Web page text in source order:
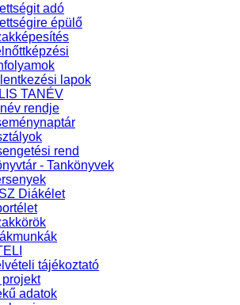
adó
épülő
lapok
TANÉV
rendje
rend
- Tankönyvek
Diákélet
tájékoztató
adatok